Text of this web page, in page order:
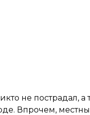
не
Впрочем,